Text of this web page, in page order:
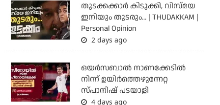
തുടക്കക്കാര്‍ കിടുക്കി, വിസ്മയ
ഇനിയും തുടരും... | THUDAKKAM |
Personal Opinion
2 days ago
ഒയര്‍സബാൽ നാണക്കേടിൽ
നിന്ന് ഉയിർത്തെഴുന്നേറ്റ
സ്പാനിഷ് പടയാളി
4 days ago